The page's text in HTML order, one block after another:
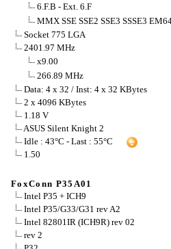
6.F.B - Ext. 6.F
MMX SSE SSE2 SSE3 SSSE3
Socket 775 LGA
2401.97 MHz
x9.00
266.89 MHz
Data: 4 x 32 / Inst: 4 x 32 KBytes
2 x 4096 KBytes
1.18 V
ASUS Silent Knight 2
Idle : 43°C - Last : 55°C
1.50
FoxConn P35A01
Intel P35 + ICH9
Intel P35/G33/G31 rev A2
Intel 82801IR (ICH9R) rev 02
rev 2